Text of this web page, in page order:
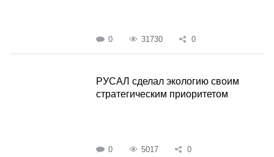
0 31730 0
РУСАЛ сделал экологию своим
стратегическим приоритетом
0 5017 0